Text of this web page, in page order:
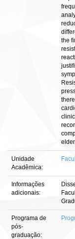
the
Unidade
Acadêmica:
Informações
adicionais:
Programa de
pós-
graduação: